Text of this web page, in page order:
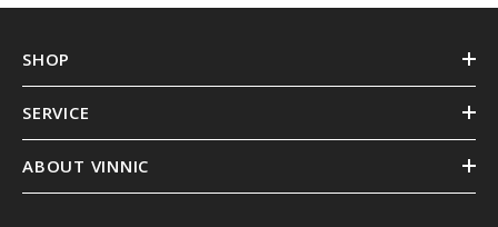
SHOP
SERVICE
ABOUT VINNIC